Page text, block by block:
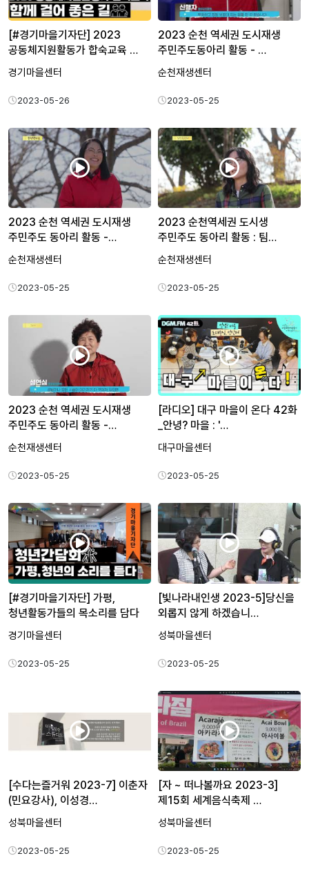
[#경기마을기자단] 2023
공동체지원활동가 합숙교육 …
경기마을센터
2023-05-26
2023 순천 역세권 도시재생
주민주도동아리 활동 - …
순천재생센터
2023-05-25
2023 순천 역세권 도시재생
주민주도 동아리 활동 -…
순천재생센터
2023-05-25
2023 순천역세권 도시생
주민주도 동아리 활동 : 팀…
순천재생센터
2023-05-25
2023 순천 역세권 도시재생
주민주도 동아리 활동 -…
순천재생센터
2023-05-25
[라디오] 대구 마을이 온다 42화
_안녕? 마을 : '…
대구마을센터
2023-05-25
[#경기마을기자단] 가평,
청년활동가들의 목소리를 담다
경기마을센터
2023-05-25
[빛나라내인생 2023-5]당신을
외롭지 않게 하겠습니…
성북마을센터
2023-05-25
[수다는즐거워 2023-7] 이춘자
(민요강사), 이성경…
성북마을센터
2023-05-25
[자 ~ 떠나볼까요 2023-3]
제15회 세계음식축제 …
성북마을센터
2023-05-25